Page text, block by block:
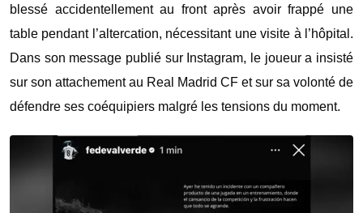
blessé accidentellement au front après avoir frappé une
table pendant l’altercation, nécessitant une visite à l’hôpital.
Dans son message publié sur Instagram, le joueur a insisté
sur son attachement au Real Madrid CF et sur sa volonté de
défendre ses coéquipiers malgré les tensions du moment.